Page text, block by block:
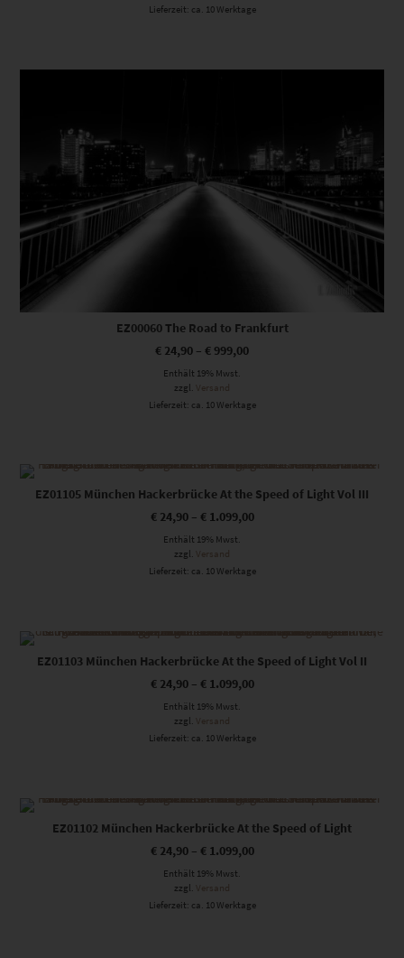
Lieferzeit: ca. 10 Werktage
Dieses Produkt weist mehrere Varianten auf. Die Optionen können auf der Produktseite gewählt werden
EZ00060 The Road to Frankfurt
€ 24,90 – € 999,00
Enthält 19% Mwst.
zzgl.
Versand
Lieferzeit: ca. 10 Werktage
Dieses Produkt weist mehrere Varianten auf. Die Optionen können auf der Produktseite gewählt werden
EZ01105 München Hackerbrücke At the Speed of Light Vol III
€24,90– €1.099,00
Enthält 19% Mwst.
zzgl. Versand
Lieferzeit: ca. 10 Werktage
Dieses Produkt weist mehrere Varianten auf. Die Optionen können auf der Produktseite gewählt werden
EZ01103 München Hackerbrücke At the Speed of Light Vol II
€24,90– €1.099,00
Enthält 19% Mwst.
zzgl. Versand
Lieferzeit: ca. 10 Werktage
Dieses Produkt weist mehrere Varianten auf. Die Optionen können auf der Produktseite gewählt werden
EZ01102 München Hackerbrücke At the Speed of Light
€24,90– €1.099,00
Enthält 19% Mwst.
zzgl. Versand
Lieferzeit: ca. 10 Werktage